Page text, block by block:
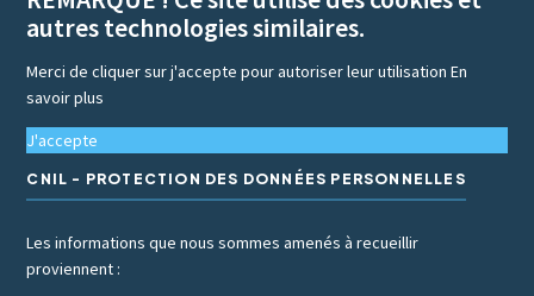
autres technologies similaires.
Merci de cliquer sur j'accepte pour autoriser leur utilisationEn
savoir plus
J'accepte
CNIL - PROTECTION DES DONNÉES PERSONNELLES
Les informations que nous sommes amenés à recueillir
proviennent :